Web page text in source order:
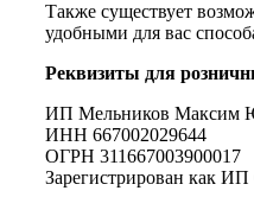
Также существует
удобными для вас
Реквизиты для
ИП Мельников Максим
ИНН 667002029644
ОГРН 311667003900017
Зарегистрирован как ИП